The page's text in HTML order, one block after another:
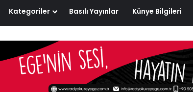
Kategoriler Basılı Yayınlar Künye Bilgileri